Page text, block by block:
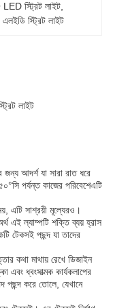
স্ট্রিট লাইট
স্ট্রিট লাইট
লাইট
আদর্শ যা সারা রাত ধরে
পর্যন্ত কাজের পরিবেশেএটি
এটি সাশ্রয়ী মূল্যেরও।
এই ল্যাম্পটি শক্তি ব্যয় হ্রাস
টেকসই পছন্দ যা তাদের
কথা মাথায় রেখে ডিজাইন
ধ্বংসাত্মক কার্যকলাপের
পছন্দ করে তোলে, যেখানে